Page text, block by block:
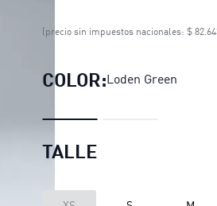
(precio sin impuestos nacionales: $
COLOR:Loden Green
TALLE